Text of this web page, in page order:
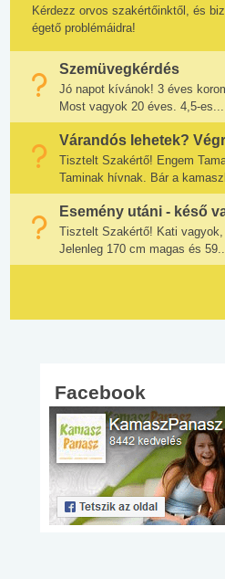
Kérdezz orvos szakértőinktől, és
égető problémáidra!
Szemüvegkérdés
Jó napot kívánok! 3 éves
Most vagyok 20 éves. 4,5-es...
Várandós lehetek?
Tisztelt Szakértő! Engem
Taminak hívnak. Bár a
Esemény utáni - késő
Tisztelt Szakértő! Kati
Jelenleg 170 cm magas és
Facebook